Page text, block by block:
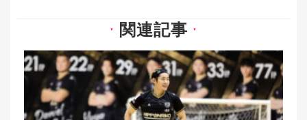
▼ 関連記事 ▼